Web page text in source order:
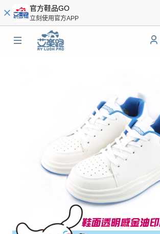
官方鞋品GO
立刻使用官方APP